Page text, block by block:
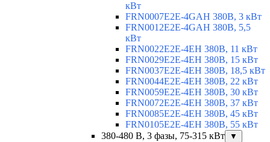
кВт
FRN0007E2E-4GAH 380В, 3 кВт
FRN0012E2E-4GAH 380В, 5,5
кВт
FRN0022E2E-4EH 380В, 11 кВт
FRN0029E2E-4EH 380В, 15 кВт
FRN0037E2E-4EH 380В, 18,5 кВт
FRN0044E2E-4EH 380В, 22 кВт
FRN0059E2E-4EH 380В, 30 кВт
FRN0072E2E-4EH 380В, 37 кВт
FRN0085E2E-4EH 380В, 45 кВт
FRN0105E2E-4EH 380В, 55 кВт
380-480 В, 3 фазы, 75-315 кВт
▼